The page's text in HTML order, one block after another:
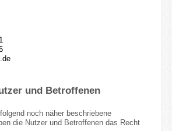
und Betroffenen
noch näher beschriebene
die Nutzer und Betroffenen das Recht